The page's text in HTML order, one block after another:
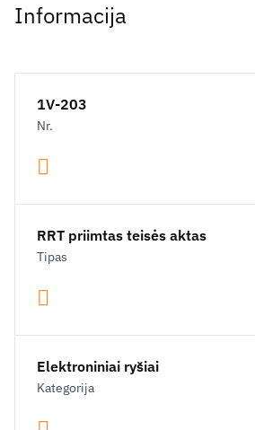
Informacija
1V-203
Nr.
RRT priimtas teisės aktas
Tipas
Elektroniniai ryšiai
Kategorija